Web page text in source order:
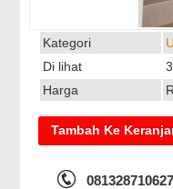
Kategori
Di lihat
Harga
081328710627